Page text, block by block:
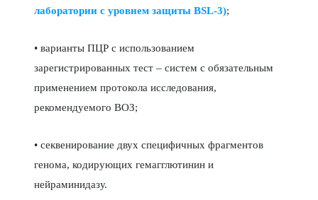
лаборатории с уровнем защиты BSL-3);
• варианты ПЦР с использованием
зарегистрированных тест – систем с обязательным
применением протокола исследования,
рекомендуемого ВОЗ;
• секвенирование двух специфичных фрагментов
генома, кодирующих гемагглютинин и
нейраминидазу.